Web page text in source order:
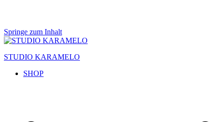
Springe zum Inhalt
STUDIO KARAMELO
SHOP